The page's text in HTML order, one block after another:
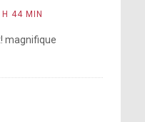
44 MIN
magnifique